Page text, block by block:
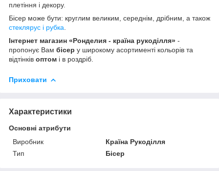
плетіння і декору.
Бісер може бути: круглим великим, середнім, дрібним, а також
стеклярус і рубка
Інтернет магазин «Ронделия - країна рукоділля» -
пропонує Вам бісер у широкому асортименті кольорів та
відтінків оптом і в роздріб.
Приховати
Характеристики
Основні атрибути
Виробник
Країна Рукоділля
Тип
Бісер